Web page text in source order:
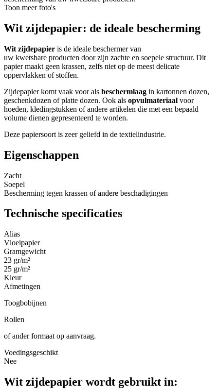
Toon meer foto's
Wit zijdepapier: de ideale bescherming
Wit zijdepapier is de ideale beschermer van
uw kwetsbare producten door zijn zachte en soepele structuur. Dit
papier maakt geen krassen, zelfs niet op de meest delicate
oppervlakken of stoffen.
Zijdepapier komt vaak voor als beschermlaag in kartonnen dozen,
geschenkdozen of platte dozen. Ook als opvulmateriaal voor
hoeden, kledingstukken of andere artikelen die met een bepaald
volume dienen gepresenteerd te worden.
Deze papiersoort is zeer geliefd in de textielindustrie.
Eigenschappen
Zacht
Soepel
Bescherming tegen krassen of andere beschadigingen
Technische specificaties
Alias
Vloeipapier
Gramgewicht
23 gr/m²
25 gr/m²
Kleur
Afmetingen
Toogbobijnen
Rollen
of ander formaat op aanvraag.
Voedingsgeschikt
Nee
Wit zijdepapier wordt gebruikt in: